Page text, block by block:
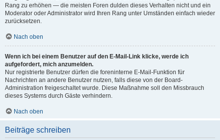
Rang zu erhöhen — die meisten Foren dulden dieses Verhalten nicht und ein
Moderator oder Administrator wird Ihren Rang unter Umständen einfach wieder
zurücksetzen.
Nach oben
Wenn ich bei einem Benutzer auf den E-Mail-Link klicke, werde ich
aufgefordert, mich anzumelden.
Nur registrierte Benutzer dürfen die foreninterne E-Mail-Funktion für
Nachrichten an andere Benutzer nutzen, falls diese von der Board-
Administration freigeschaltet wurde. Diese Maßnahme soll den Missbrauch
dieses Systems durch Gäste verhindern.
Nach oben
Beiträge schreiben